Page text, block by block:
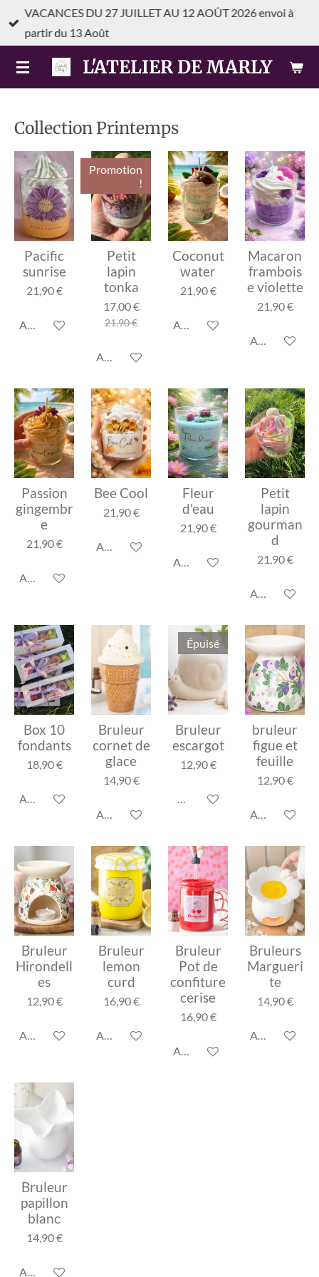
Passer
principal
L'ATELIER DE MARLY
VACANCES DU 27 JUILLET AU 12 AOÛT 2026 envoi à
partir du 13 Août
Collection Printemps
Pacific
sunrise
21,90 €
Ajouter au panier
Promotion
!
Petit
lapin
tonka
17,00 €
21,90 €
Ajouter au panier
Coconut
water
21,90 €
Ajouter au panier
Macaron
frambois
e violette
21,90 €
Ajouter au
Passion
gingembr
e
21,90 €
Ajouter au panier
Bee Cool
21,90 €
Ajouter au panier
Fleur
d'eau
21,90 €
Ajouter au panier
Petit
lapin
gourman
d
21,90 €
Ajouter au
Box 10
fondants
18,90 €
Ajouter au panier
Bruleur
cornet de
glace
14,90 €
Ajouter au panier
Épuisé
Bruleur
escargot
12,90 €
M'avertir si disponible
bruleur
figue et
feuille
12,90 €
Ajouter au
Bruleur
Hirondell
es
12,90 €
Ajouter au panier
Bruleur
lemon
curd
16,90 €
Ajouter au panier
Bruleur
Pot de
confiture
cerise
16,90 €
Ajouter au panier
Bruleurs
Margueri
te
14,90 €
Ajouter au
Bruleur
papillon
blanc
14,90 €
Ajouter au panier